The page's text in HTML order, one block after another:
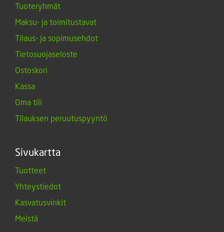
Tuoteryhmät
Maksu- ja toimitustavat
Tilaus- ja sopimusehdot
Tietosuojaseloste
Ostoskori
Kassa
Oma tili
Tilauksen peruutuspyyntö
Sivukartta
Tuotteet
Yhteystiedot
Kasvatusvinkit
Meistä